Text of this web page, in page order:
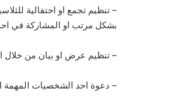
– تنظيم تجمع او احتفالية
بشكل مرتب او المشاركة في
– تنظيم عرض او بيان من خلال
– دعوة احد الشخصيات المهمة